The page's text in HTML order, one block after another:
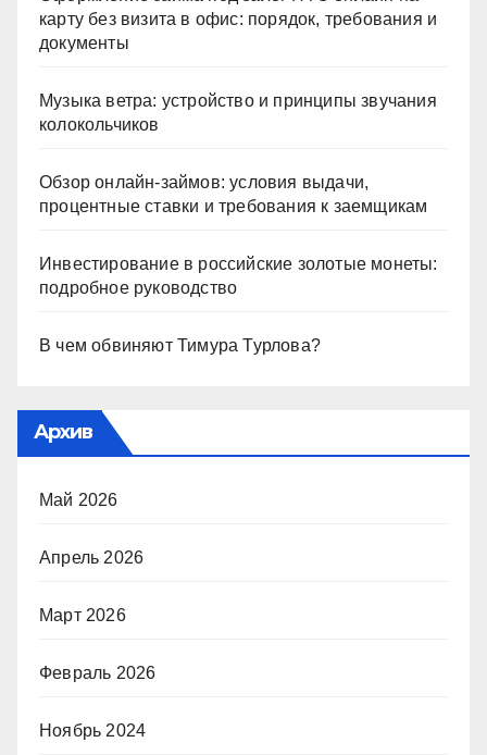
карту без визита в офис: порядок, требования и
документы
Музыка ветра: устройство и принципы звучания
колокольчиков
Обзор онлайн-займов: условия выдачи,
процентные ставки и требования к заемщикам
Инвестирование в российские золотые монеты:
подробное руководство
В чем обвиняют Тимура Турлова?
Архив
Май 2026
Апрель 2026
Март 2026
Февраль 2026
Ноябрь 2024